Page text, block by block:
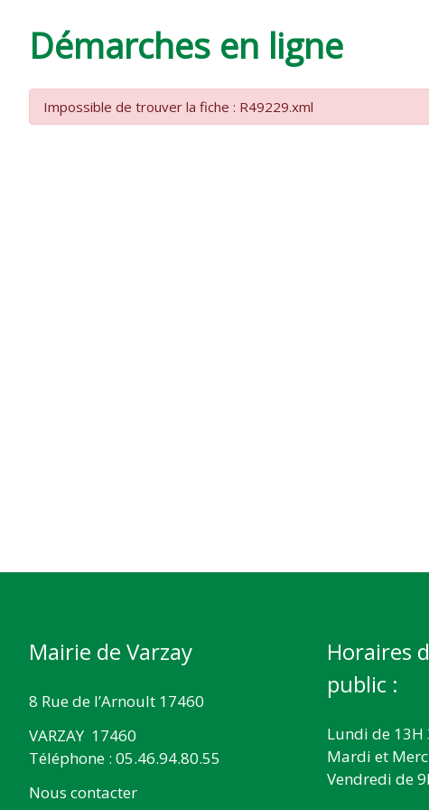
VARZAY
Démarches en ligne
Impossible de trouver la fiche : R49229.xml
Mairie de Varzay
8 Rue de l’Arnoult 17460
VARZAY 17460
Téléphone : 05.46.94.80.55
Nous contacter
Horaires
public :
Lundi de 13H
Mardi et
Vendredi de